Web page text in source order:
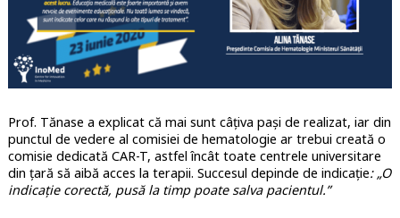
Prof. Tănase a explicat că mai sunt câțiva pași de realizat, iar din
punctul de vedere al comisiei de hematologie ar trebui creată o
comisie dedicată CAR-T, astfel încât toate centrele universitare
din țară să aibă acces la terapii. Succesul depinde de indicație: „O
indicație corectă, pusă la timp poate salva pacientul.”